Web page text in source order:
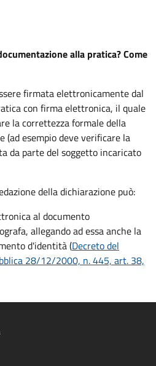
alla pratica? Come
firmata elettronicamente dal
con firma elettronica, il quale
la correttezza formale della
(ad esempio deve verificare la
da parte del soggetto incaricato
della dichiarazione può:
al documento
allegando ad essa anche la
d'identità (Decreto del
28/12/2000, n. 445, art. 38,